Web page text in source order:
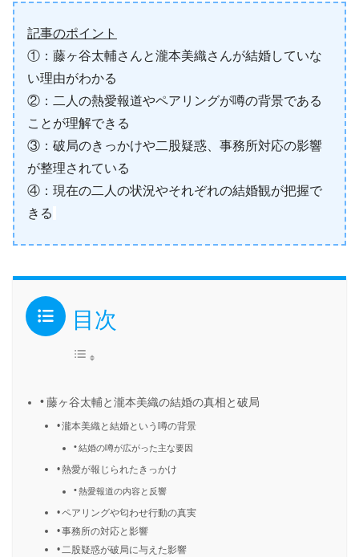
記事のポイント
①：藤ヶ谷太輔さんと瀧本美織さんが結婚していな
い理由がわかる
②：二人の熱愛報道やペアリングが噂の背景である
ことが理解できる
③：破局のきっかけや二股疑惑、事務所対応の影響
が整理されている
④：現在の二人の状況やそれぞれの結婚観が把握で
きる
目次
藤ヶ谷太輔と瀧本美織の結婚の真相と破局
瀧本美織と結婚という噂の背景
結婚の噂が広がった主な要因
熱愛が報じられたきっかけ
熱愛報道の内容と反響
ペアリングや匂わせ行動の真実
事務所の対応と影響
二股疑惑が破局に与えた影響